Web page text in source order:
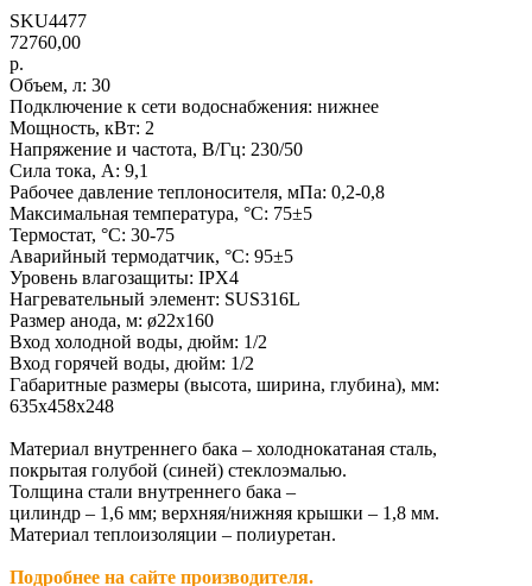
SKU4477
72760,00
р.
Объем, л: 30
Подключение к сети водоснабжения: нижнее
Мощность, кВт: 2
Напряжение и частота, В/Гц: 230/50
Сила тока, А: 9,1
Рабочее давление теплоносителя, мПа: 0,2-0,8
Максимальная температура, °C: 75±5
Термостат, °C: 30-75
Аварийный термодатчик, °C: 95±5
Уровень влагозащиты: IPX4
Нагревательный элемент: SUS316L
Размер анода, м: ø22х160
Вход холодной воды, дюйм: 1/2
Вход горячей воды, дюйм: 1/2
Габаритные размеры (высота, ширина, глубина), мм:
635х458x248
Материал внутреннего бака – холоднокатаная сталь,
покрытая голубой (синей) стеклоэмалью.
Толщина стали внутреннего бака –
цилиндр – 1,6 мм; верхняя/нижняя крышки – 1,8 мм.
Материал теплоизоляции – полиуретан.
Подробнее на сайте производителя.